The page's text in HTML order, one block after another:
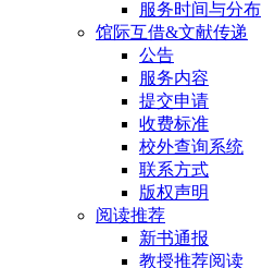
服务时间与分布
馆际互借&文献传递
公告
服务内容
提交申请
收费标准
校外查询系统
联系方式
版权声明
阅读推荐
新书通报
教授推荐阅读